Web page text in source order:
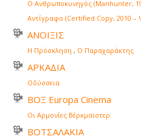
Ο Ανθρωποκυνηγός (Manhunter,
Αντίγραφο (Certified Copy, 2010 –
ΑΝΟΙΞΙΣ
Η Πρόσκληση , Ο Παραχαράκτης
ΑΡΚΑΔΙΑ
Οδύσσεια
ΒΟΞ Europa Cinema
Οι Αρμονίες Βέρκμαϊστερ
ΒΟΤΣΑΛΑΚΙΑ